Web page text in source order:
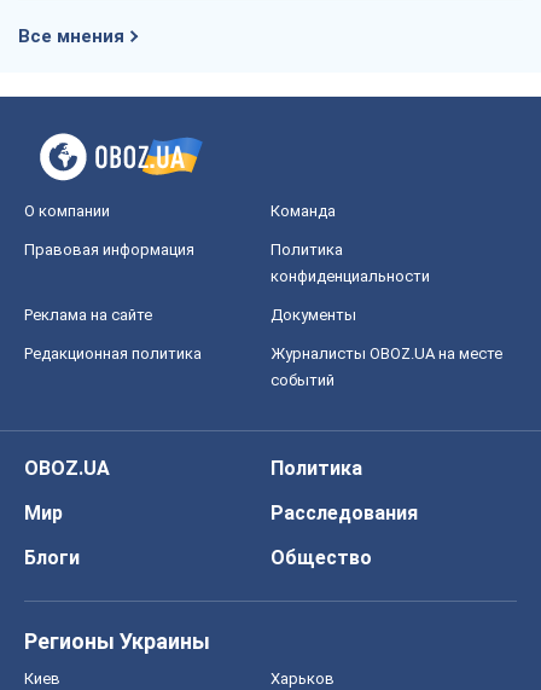
Все мнения
О компании Команда
Правовая информация
Политика
конфиденциальности
Реклама на сайте Документы
Редакционная политика
Журналисты OBOZ.UA на месте
событий
OBOZ.UA
Политика
Мир
Расследования
Блоги
Общество
Регионы Украины
Киев Харьков